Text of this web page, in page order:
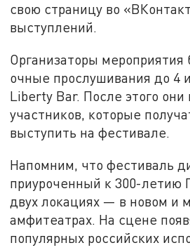
свою страницу во
выступлений.
Организаторы мероприятия
очные прослушивания до 4
Liberty Bar. После этого они
участников, которые
выступить на фестивале.
Напомним, что фестиваль
приуроченный к 300-летию
двух локациях — в новом и
амфитеатрах. На сцене
популярных российских